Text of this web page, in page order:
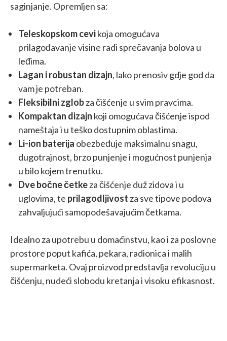
saginjanje. Opremljen sa:
Teleskopskom cevikoja omogućava
prilagođavanje visine radi sprečavanja bolova u
leđima.
Lagan i robustan dizajn, lako prenosiv gdje god da
vam je potreban.
Fleksibilni zglobza čišćenje u svim pravcima.
Kompaktan dizajn koji omogućava čišćenje ispod
nameštaja i u teško dostupnim oblastima.
Li-ion baterija obezbeđuje maksimalnu snagu,
dugotrajnost, brzo punjenje i mogućnost punjenja
u bilo kojem trenutku.
Dve bočne četkeza čišćenje duž zidova i u
uglovima, te prilagodljivost za sve tipove podova
zahvaljujući samopodešavajućim četkama.
Idealno za upotrebu u domaćinstvu, kao i za poslovne
prostore poput kafića, pekara, radionica i malih
supermarketa. Ovaj proizvod predstavlja revoluciju u
čišćenju, nudeći slobodu kretanja i visoku efikasnost.